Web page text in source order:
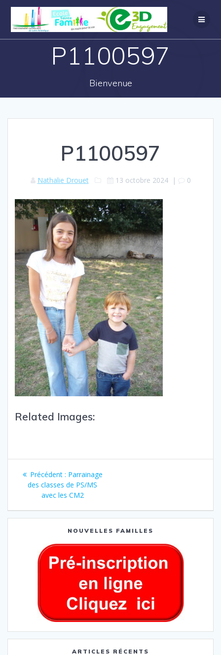
P1100597
Bienvenue
P1100597
Nathalie Drouet 13 octobre 2024| 0
Related Images:
Précédent : Parrainage
des classes de PS/MS
avec les CM2
NOUVELLES FAMILLES
ARTICLES RÉCENTS